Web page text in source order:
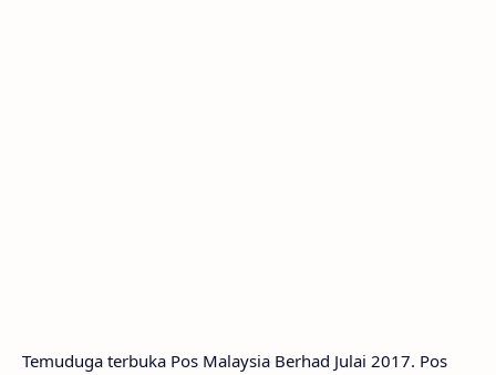
Temuduga terbuka Pos Malaysia Berhad Julai 2017. Pos